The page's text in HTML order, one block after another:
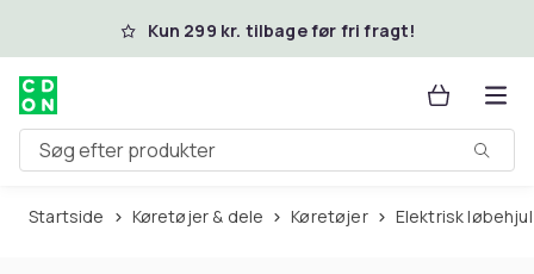
Spring til hovedindhold
Kun 299 kr. tilbage før fri fragt!
Søg efter produkter
Startside Køretøjer & dele Køretøjer Elektrisk løbehjul